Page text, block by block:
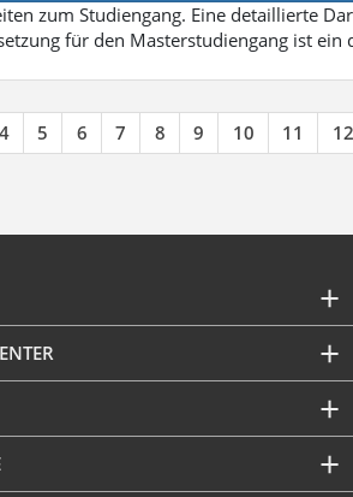
zum Studiengang. Eine detaillierte
für den Masterstudiengang ist
4 5 6 7 8 9 10 11 12